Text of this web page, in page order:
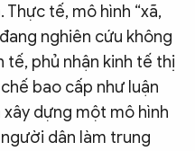
tế, mô hình “xã,
nghiên cứu không
tế, phủ nhận kinh tế thị
bao cấp như luận
dựng một mô hình
dân làm trung